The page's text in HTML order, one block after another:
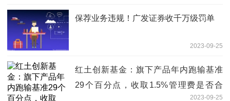
保荐业务违规！广发证券收千万级罚单
2023-09-25
红土创新基金：旗下产品年内跑输基准
29个百分点，收取1.5%管理费是否合
2023-09-25